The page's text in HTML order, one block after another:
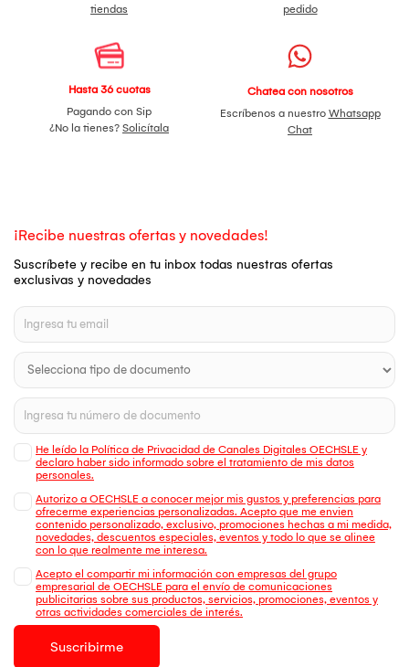
tiendas
pedido
Hasta 36 cuotas
Pagando con Sip
¿No la tienes? Solicítala
Chatea con nosotros
Escríbenos a nuestro Whatsapp
Chat
¡Recibe nuestras ofertas y novedades!
Suscríbete y recibe en tu inbox todas nuestras ofertas
exclusivas y novedades
He leído la Política de Privacidad de Canales Digitales OECHSLE y
declaro haber sido informado sobre el tratamiento de mis datos
personales.
Autorizo a OECHSLE a conocer mejor mis gustos y preferencias para
ofrecerme experiencias personalizadas. Acepto que me envien
contenido personalizado, exclusivo, promociones hechas a mi medida,
novedades, descuentos especiales, eventos y todo lo que se alinee
con lo que realmente me interesa.
Acepto el compartir mi información con empresas del grupo
empresarial de OECHSLE para el envío de comunicaciones
publicitarias sobre sus productos, servicios, promociones, eventos y
otras actividades comerciales de interés.
Suscribirme